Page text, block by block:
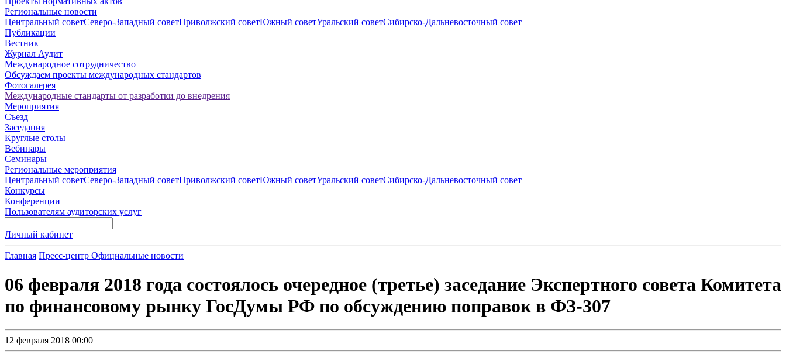
Региональные новости
Центральный советСеверо-Западный советПриволжский советЮжный советУральский советСибирско-Дальневосточный совет
Публикации
Вестник
Журнал Аудит
Международное сотрудничество
Обсуждаем проекты международных стандартов
Фотогалерея
Международные стандарты от разработки до внедрения
Мероприятия
Съезд
Заседания
Круглые столы
Вебинары
Семинары
Региональные мероприятия
Центральный советСеверо-Западный советПриволжский советЮжный советУральский советСибирско-Дальневосточный совет
Конкурсы
Конференции
Пользователям аудиторских услуг
Личный кабинет
Главная Пресс-центр Официальные новости
06 февраля 2018 года состоялось очередное (третье) заседание Экспертного совета Комитета
по финансовому рынку ГосДумы РФ по обсуждению поправок в ФЗ-307
12 февраля 2018 00:00